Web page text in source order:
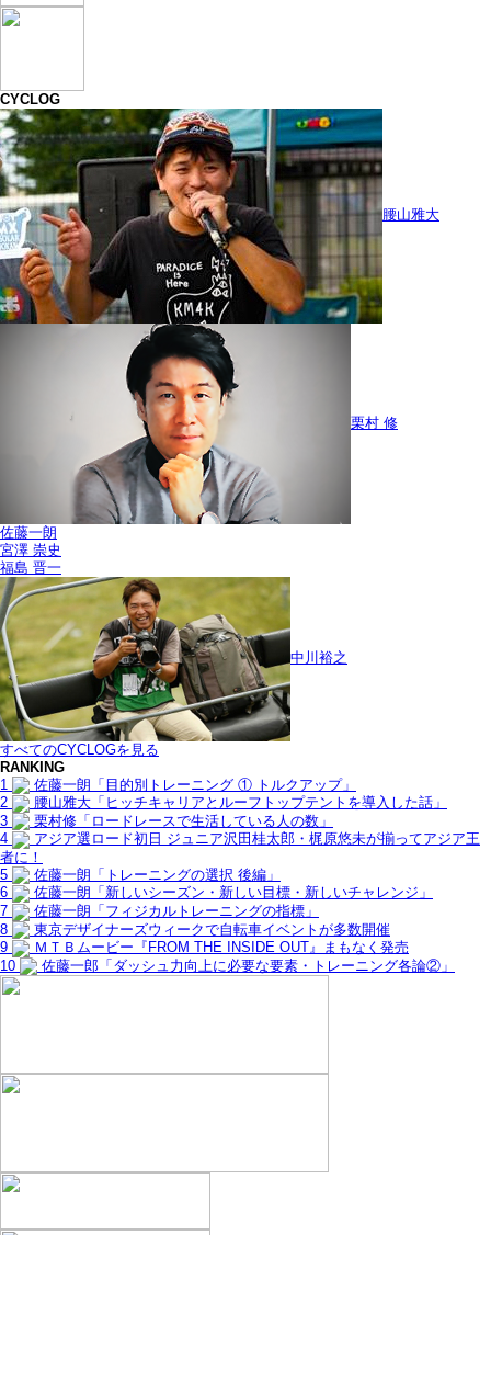
CYCLOG
腰山雅大
栗村 修
佐藤一朗
宮澤 崇史
福島 晋一
中川裕之
すべてのCYCLOGを見る
RANKING
1
佐藤一朗「目的別トレーニング ① トルクアップ」
2
腰山雅大「ヒッチキャリアとルーフトップテントを導入した話」
3
栗村修「ロードレースで生活している人の数」
4
アジア選ロード初日 ジュニア沢田桂太郎・梶原悠未が揃ってアジア王
者に！
5
佐藤一朗「トレーニングの選択 後編」
6
佐藤一朗「新しいシーズン・新しい目標・新しいチャレンジ」
7
佐藤一朗「フィジカルトレーニングの指標」
8
東京デザイナーズウィークで自転車イベントが多数開催
9
ＭＴＢムービー『FROM THE INSIDE OUT』まもなく発売
10
佐藤一郎「ダッシュ力向上に必要な要素・トレーニング各論②」